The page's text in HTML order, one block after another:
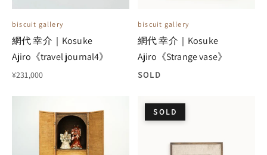
biscuit gallery
網代 幸介｜Kosuke
Ajiro《travel journal4》
¥231,000
biscuit gallery
網代 幸介｜Kosuke
Ajiro《Strange vase》
SOLD
SOLD